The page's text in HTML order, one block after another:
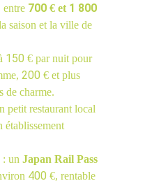
entre 700 € et 1 800
saison et la ville de
150 € par nuit pour
200 € et plus
de charme.
petit restaurant local
établissement
: un Japan Rail Pass
400 €, rentable